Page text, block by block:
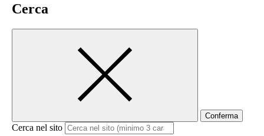
Cerca
Conferma
Cerca nel sito